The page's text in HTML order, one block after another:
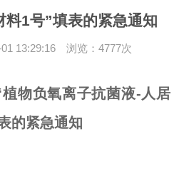
料1号”填表的紧急通知
13:29:16 浏览：4777次
物负氧离子抗菌液-人居
的紧急通知